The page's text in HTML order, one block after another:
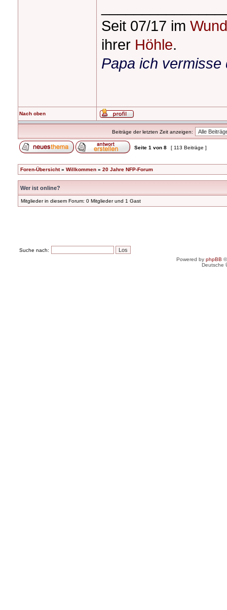
Seit 07/17 im
ihrer Höhle.
Papa ich vermisse
Nach oben
Beiträge der letzten Zeit anzeigen:
Seite 1 von 8 [ 113 Beiträge ]
Foren-Übersicht» Willkommen » 20 Jahre NFP-Forum
Wer ist online?
Mitglieder in diesem Forum: 0 Mitglieder und 1 Gast
Suche nach:
Powered by phpBB
Deutsche